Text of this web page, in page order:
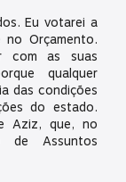
Eu votarei a
Orçamento.
com as suas
qualquer
das condições
do estado.
Aziz, que, no
de Assuntos